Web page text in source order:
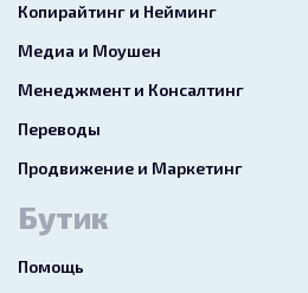
Копирайтинг и Нейминг
Медиа и Моушен
Менеджмент и Консалтинг
Переводы
Продвижение и Маркетинг
Бутик
Помощь